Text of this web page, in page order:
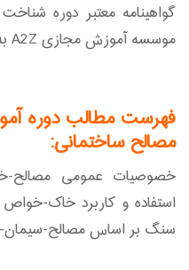
گواهینامه معتبر دوره
موسسه آموزش مجازی A2Z به فرد اهدا می گردد.
فهرست مطالب دوره
مصالح ساختمانی:
خصوصیات عمومی مصالح-
استفاده و کاربرد خاک-
سنگ بر اساس مصالح-سیمان-